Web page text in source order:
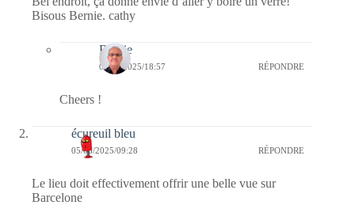
Bisous Bernie. cathy
Bernie
06/06/2025/18:57 RÉPONDRE
Cheers !
écureuil bleu
05/06/2025/09:28 RÉPONDRE
Le lieu doit effectivement offrir une belle vue sur
Barcelone